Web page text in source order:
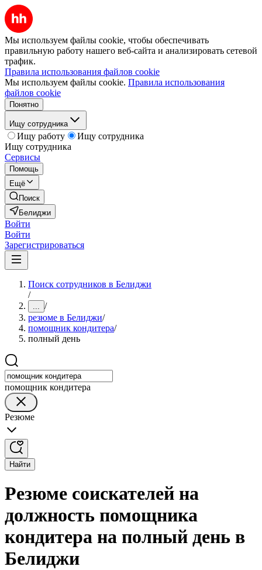
Мы используем файлы cookie, чтобы обеспечивать
правильную работу нашего веб-сайта и анализировать сетевой
трафик.
Правила использования файлов cookie
Мы используем файлы cookie. Правила использования
файлов cookie
Понятно
Ищу сотрудника
Ищу работу
Ищу сотрудника
Ищу сотрудника
Сервисы
Помощь
Ещё
Поиск
Белиджи
Войти
Войти
Зарегистрироваться
Поиск сотрудников в Белиджи
/
... /
резюме в Белиджи/
помощник кондитера/
полный день
помощник кондитера
Резюме
Найти
Резюме соискателей на
должность помощника
кондитера на полный день в
Белиджи